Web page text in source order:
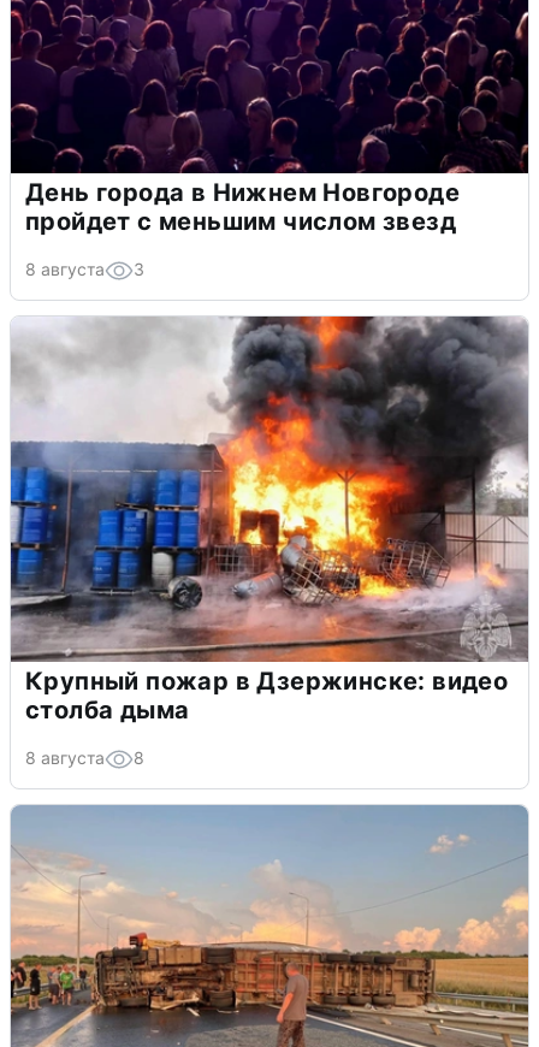
День города в Нижнем Новгороде
пройдет с меньшим числом звезд
8 августа 3
Крупный пожар в Дзержинске: видео
столба дыма
8 августа 8